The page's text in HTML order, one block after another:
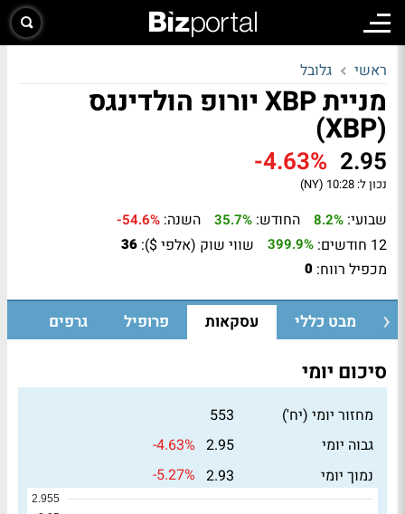
ראשי גלובל
מניית XBP יורופ הולדינגס
(XBP)
2.95
-4.63%
נכון ל: 10:28 (NY)
שבועי: 8.2% החודש: 35.7% השנה: -54.6%
12 חודשים: 399.9% שווי שוק (אלפי $): 36
מכפיל רווח: 0
מבט כללי עסקאות פרופיל גרפים
סיכום יומי
מחזור יומי (יח')
553
גבוה יומי
2.95
-4.63%
נמוך יומי
2.93
-5.27%